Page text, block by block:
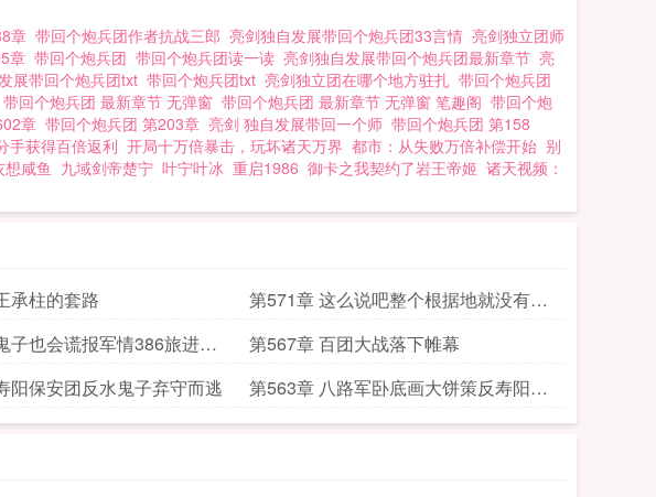
章 带回个炮兵团作者抗战三郎 亮剑独自发展带回个炮兵团33言情 亮剑独立团师
章 带回个炮兵团 带回个炮兵团读一读 亮剑独自发展带回个炮兵团最新章节 亮
展带回个炮兵团txt 带回个炮兵团txt 亮剑独立团在哪个地方驻扎 带回个炮兵团
带回个炮兵团 最新章节 无弹窗 带回个炮兵团 最新章节 无弹窗 笔趣阁 带回个炮
章 带回个炮兵团 第203章 亮剑 独自发展带回一个师 带回个炮兵团 第158
手获得百倍返利 开局十万倍暴击，玩坏诸天万界 都市：从失败万倍补偿开始 别
想咸鱼 九域剑帝楚宁 叶宁叶冰 重启1986 御卡之我契约了岩王帝姬 诸天视频：
承柱的套路
第571章 这么说吧整个根据地就没有哪
里比独立二团驻地更安全了
子也会谎报军情386旅进入
段
第567章 百团大战落下帷幕
阳保安团反水鬼子弃守而逃
第563章 八路军卧底画大饼策反寿阳保
安团